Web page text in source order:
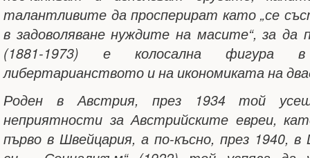
талантливите да просперират като „се
в задоволяване нуждите на масите“, за да
(1881-1973) е колосална фигура
либертарианството и на икономиката на
Роден в Австрия, през 1934 той
неприятности за Австрийските евреи,
първо в Швейцария, а по-късно, през 1940,